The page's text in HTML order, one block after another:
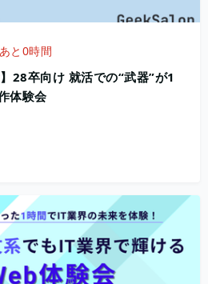
と0時間
28卒向け 就活での“武器”が1
体験会